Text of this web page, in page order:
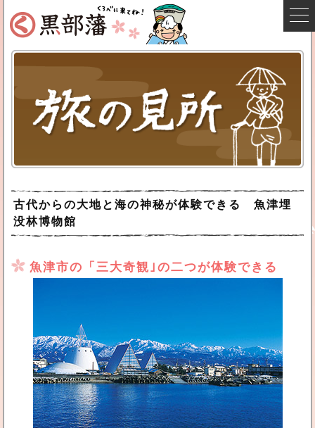
古代からの大地と海の神秘が体験できる 魚津埋
没林博物館
魚津市の「三大奇観｣の二つが体験できる